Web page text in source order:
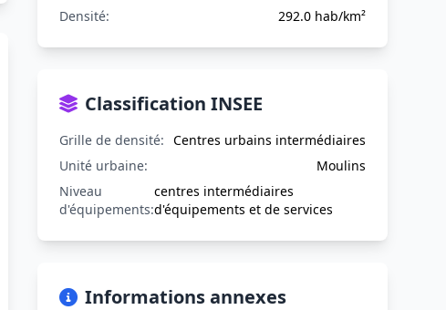
Densité:
292.0 hab/km²
Classification INSEE
Grille de densité: Centres urbains intermédiaires
Unité urbaine:
Moulins
Niveau
d'équipements:
centres intermédiaires
d'équipements et de services
Informations annexes